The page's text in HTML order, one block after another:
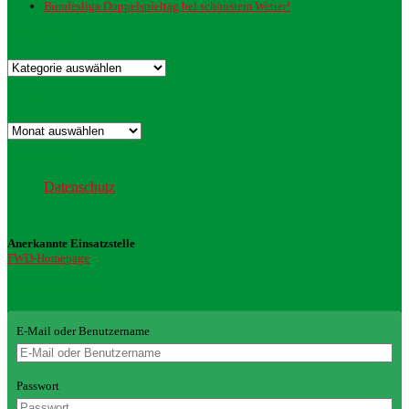
Bundesliga Doppelspieltag bei schönstem Wetter!
Kategorien
Archiv
Datenschutz
Anerkannte Einsatzstelle
FWD-Homepage
E-Mail oder Benutzername
Passwort